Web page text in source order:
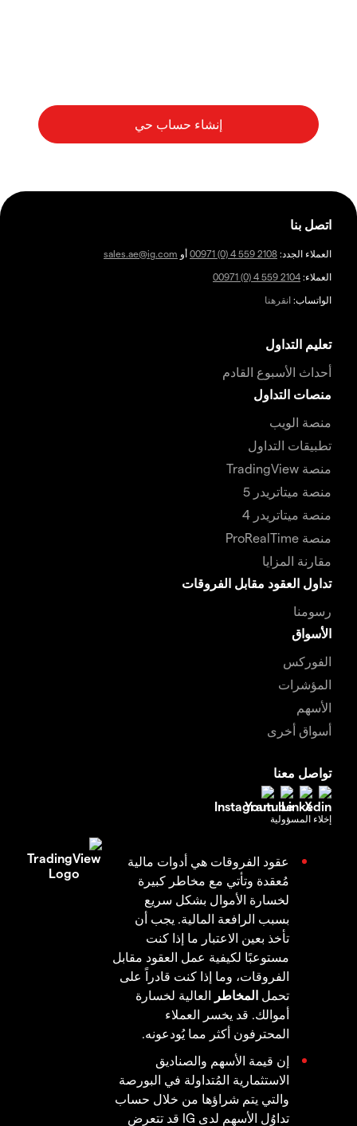
اتصل بنا
العملاء الجدد: 00971 (0) 4 559 2108 أو sales.ae@ig.com
العملاء: 00971 (0) 4 559 2104
الواتساب: انقرهنا
تعليم التداول
أحداث الأسبوع القادم
منصات التداول
منصة الويب
تطبيقات التداول
منصة TradingView
منصة ميتاتريدر 5
منصة ميتاتريدر 4
منصة ProRealTime
مقارنة المزايا
تداول العقود مقابل الفروقات
رسومنا
الأسواق
الفوركس
المؤشرات
الأسهم
أسواق أخرى
تواصل معنا
إخلاء المسؤولية
عقود الفروقات هي أدوات مالية
مُعقدة وتأتي مع مخاطر كبيرة
لخسارة الأموال بشكل سريع
بسبب الرافعة المالية. يجب أن
تأخذ بعين الاعتبار ما إذا كنت
مستوعبًا لكيفية عمل العقود مقابل
الفروقات، وما إذا كنت قادراً على
تحمل المخاطر العالية لخسارة
أموالك. قد يخسر العملاء
المحترفون أكثر مما يُودعونه.
إن قيمة الأسهم والصناديق
الاستثمارية المُتداولة في البورصة
والتي يتم شراؤها من خلال حساب
تداوُل الأسهم لدى IG قد تتعرض